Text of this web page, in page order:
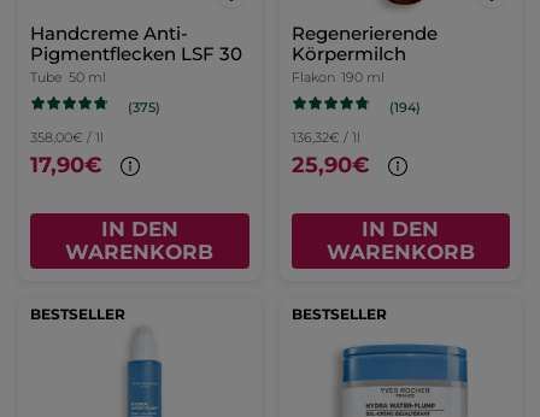
Handcreme Anti-
Pigmentflecken LSF 30
Tube 50 ml
(375)
358,00€ / 1l
17,90€
IN DEN
WARENKORB
Regenerierende
Körpermilch
Flakon 190 ml
(194)
136,32€ / 1l
25,90€
IN DEN
WARENKORB
BESTSELLER BESTSELLER